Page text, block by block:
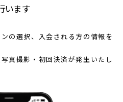
います
の選択、 入会される方の情報を
真撮影・初回決済が発生いたし